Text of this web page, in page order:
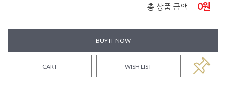
총 상품 금액 0원
BUY IT NOW
CART WISH LIST